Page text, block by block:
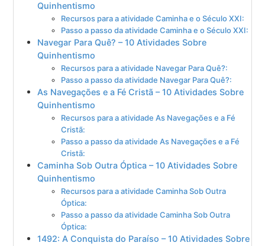
Quinhentismo
Recursos para a atividade Caminha e o Século XXI:
Passo a passo da atividade Caminha e o Século XXI:
Navegar Para Quê? – 10 Atividades Sobre
Quinhentismo
Recursos para a atividade Navegar Para Quê?:
Passo a passo da atividade Navegar Para Quê?:
As Navegações e a Fé Cristã – 10 Atividades Sobre
Quinhentismo
Recursos para a atividade As Navegações e a Fé
Cristã:
Passo a passo da atividade As Navegações e a Fé
Cristã:
Caminha Sob Outra Óptica – 10 Atividades Sobre
Quinhentismo
Recursos para a atividade Caminha Sob Outra
Óptica:
Passo a passo da atividade Caminha Sob Outra
Óptica:
1492: A Conquista do Paraíso – 10 Atividades Sobre